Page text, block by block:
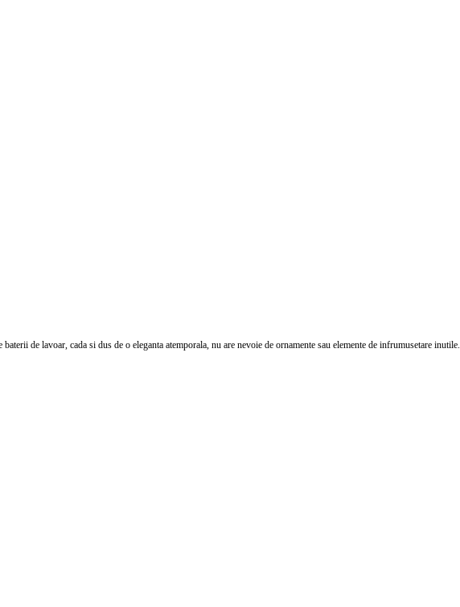
de lavoar, cada si dus de o eleganta atemporala, nu are nevoie de ornamente sau elemente de infrumusetare inutile.